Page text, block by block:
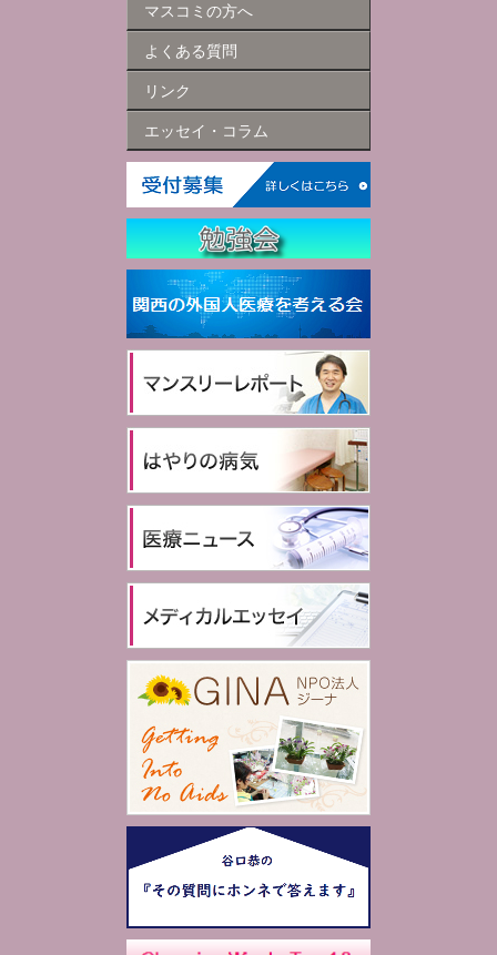
マスコミの方へ
よくある質問
リンク
エッセイ・コラム